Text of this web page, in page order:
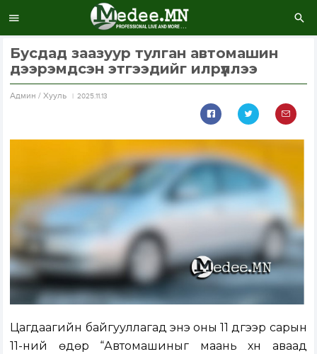
Бусдад заазуур тулган автомашин
дээрэмдсэн этгээдийг илрүүллээ
Aдмин / Хууль 2025.11.13
Цагдаагийн байгууллагад энэ оны 11 дүгээр сарын
11-ний өдөр “Автомашиныг маань хүн аваад